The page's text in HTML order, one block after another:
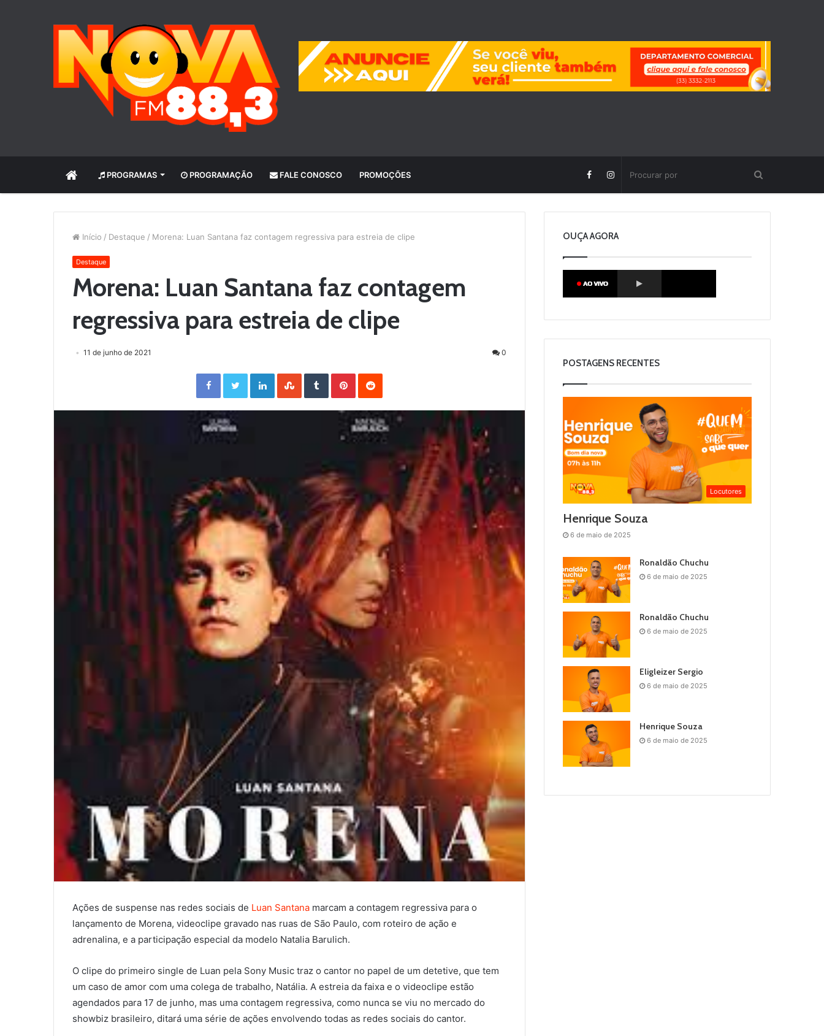
INÍCIO PROGRAMAS PROGRAMAÇÃO FALE CONOSCO PROMOÇÕES
Início / Destaque / Morena: Luan Santana faz contagem regressiva para estreia de clipe
Destaque
Morena: Luan Santana faz contagem
regressiva para estreia de clipe
11 de junho de 2021 0
Facebook Twitter LinkedIn StumbleUpon Tumblr Pinterest
Ações de suspense nas redes sociais de Luan Santana marcam a contagem regressiva para o
lançamento de Morena, videoclipe gravado nas ruas de São Paulo, com roteiro de ação e
adrenalina, e a participação especial da modelo Natalia Barulich.
O clipe do primeiro single de Luan pela Sony Music traz o cantor no papel de um detetive, que tem
um caso de amor com uma colega de trabalho, Natália. A estreia da faixa e o videoclipe estão
agendados para 17 de junho, mas uma contagem regressiva, como nunca se viu no mercado do
showbiz brasileiro, ditará uma série de ações envolvendo todas as redes sociais do cantor.
OUÇA AGORA
POSTAGENS RECENTES
Locutores
Henrique Souza
6 de maio de 2025
Ronaldão Chuchu
6 de maio de 2025
Ronaldão Chuchu
6 de maio de 2025
Eligleizer Sergio
6 de maio de 2025
Henrique Souza
6 de maio de 2025